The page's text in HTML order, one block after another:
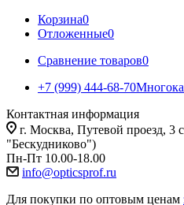
Корзина0
Отложенные0
Сравнение товаров0
+7 (999) 444-68-70
Контактная информация
г. Москва, Путевой проезд,
"Бескудниково")
Пн-Пт 10.00-18.00
info@opticsprof.ru
Для покупки по оптовым ценам